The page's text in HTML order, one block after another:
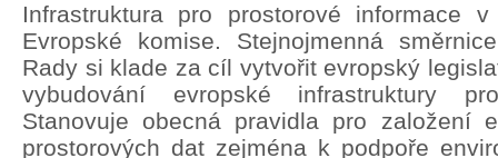
Infrastruktura pro prostorové informace
Evropské komise. Stejnojmenná
Rady si klade za cíl vytvořit evropský
vybudování evropské infrastruktury
Stanovuje obecná pravidla pro založení
prostorových dat zejména k podpoře